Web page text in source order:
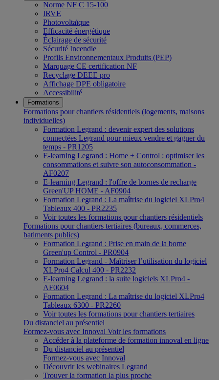
Norme NF C 15-100
IRVE
Photovoltaïque
Efficacité énergétique
Éclairage de sécurité
Sécurité Incendie
Profils Environnementaux Produits (PEP)
Marquage CE certification NF
Recyclage DEEE pro
Affichage DPE obligatoire
Accessibilité
Formations
Formations pour chantiers résidentiels (logements, maisons
individuelles)
Formation Legrand : devenir expert des solutions
connectées Legrand pour mieux vendre et gagner du
temps - PR1205
E-learning Legrand : Home + Control : optimiser les
consommations et suivre son autoconsommation -
AF0207
E-learning Legrand : l'offre de bornes de recharge
Green'UP HOME - AF0904
Formation Legrand : La maîtrise du logiciel XLPro4
Tableaux 400 - PR2235
Voir toutes les formations pour chantiers résidentiels
Formations pour chantiers tertiaires (bureaux, commerces,
batiments publics)
Formation Legrand : Prise en main de la borne
Green'up Control - PR0904
Formation Legrand - Maîtriser l’utilisation du logiciel
XLPro4 Calcul 400 - PR2232
E-learning Legrand : la suite logiciels XLPro4 -
AF0604
Formation Legrand : La maîtrise du logiciel XLPro4
Tableaux 6300 - PR2260
Voir toutes les formations pour chantiers tertiaires
Du distanciel au présentiel
Formez-vous avec Innoval Voir les formations
Accéder à la plateforme de formation innoval en ligne
Du distanciel au présentiel
Formez-vous avec Innoval
Découvrir les webinaires Legrand
Trouver la formation la plus proche